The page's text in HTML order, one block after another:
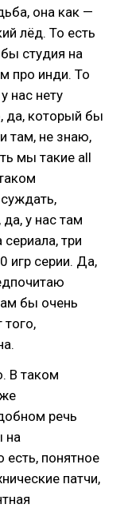
она как —
лёд. То есть
студия на
про инди. То
нас нету
да, который бы
там, не знаю,
мы такие all
у нас там
три
игр серии. Да,
бы очень
того,
В таком
речь
на
понятное
патчи,